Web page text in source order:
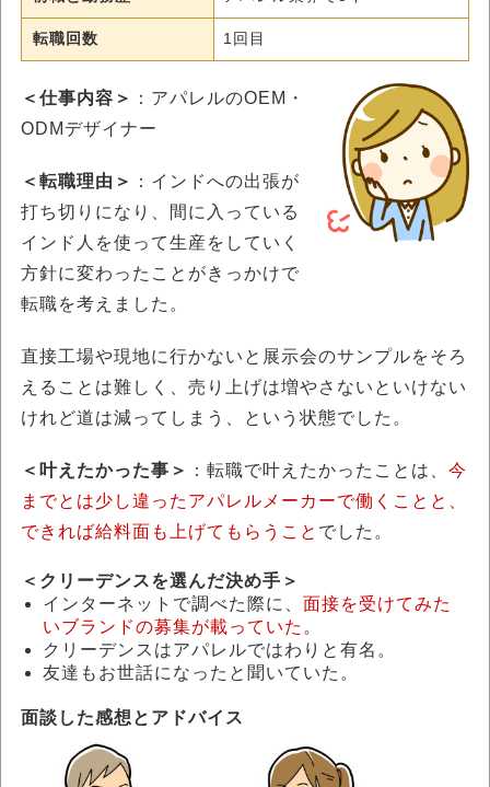
転職回数 1回目
＜仕事内容＞
：アパレルのOEM・
ODMデザイナー
＜転職理由＞
：インドへの出張が
打ち切りになり、間に入っている
インド人を使って生産をしていく
方針に変わったことがきっかけで
転職を考えました。
直接工場や現地に行かないと展示会のサンプルをそろ
えることは難しく、売り上げは増やさないといけない
けれど道は減ってしまう、という状態でした。
＜叶えたかった事＞ ：転職で叶えたかったことは、 今
までとは少し違ったアパレルメーカーで働くことと、
できれば給料面も上げてもらうこと でした。
＜クリーデンスを選んだ決め手＞
インターネットで調べた際に、 面接を受けてみた
いブランドの募集が載っていた 。
クリーデンスはアパレルではわりと有名。
友達もお世話になったと聞いていた。
面談した感想とアドバイス